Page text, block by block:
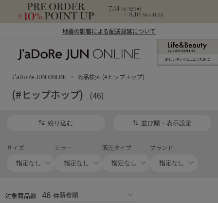
地震の影響による配送遅延について
ン オンライン）
新しいキレイと出合うために。
J'aDoRe JUN ONLINE 商品検索 (#ヒップホップ)
(#ヒップホップ) (46)
絞り込む 並び順・表示設定
サイズ カラー 販売タイプ ブランド
対象商品数 46 件